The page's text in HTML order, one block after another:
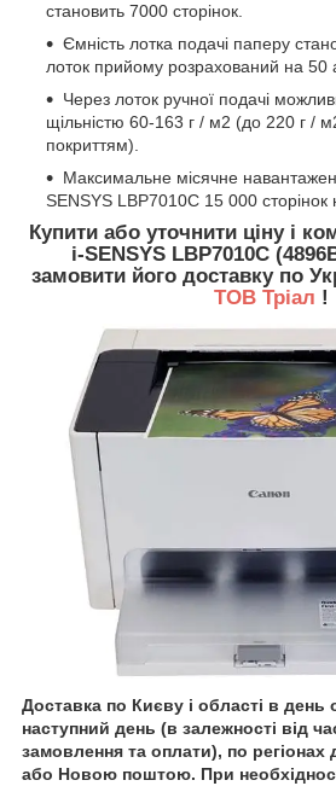
становить 7000 сторінок.
Ємність лотка подачі паперу
лоток прийому розрахований на 50
Через лоток ручної подачі
щільністю 60-163 г / м2 (до 220 г /
покриттям).
Максимальне місячне
SENSYS LBP7010C 15 000 сторінок
Купити або уточнити ціну і
i-SENSYS LBP7010C
замовити його доставку по
ТОВ Тріал !
Доставка по Києву і області в день
наступний день (в залежності від
замовлення та оплати), по регіонах
або Новою поштою. При